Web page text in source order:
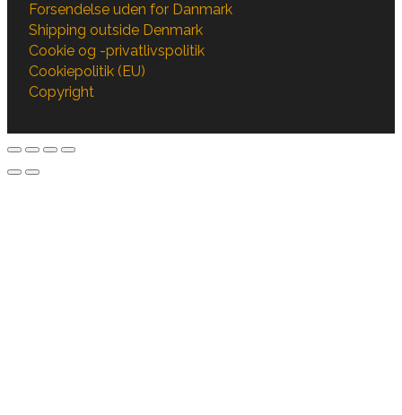
Forsendelse uden for Danmark
Shipping outside Denmark
Cookie og -privatlivspolitik
Cookiepolitik (EU)
Copyright